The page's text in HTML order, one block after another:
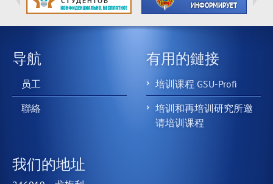
导航
员工
聯絡
有用的鏈接
培训课程 GSU-Profi
培训和再培训研究所邀
请培训课程
我们的地址